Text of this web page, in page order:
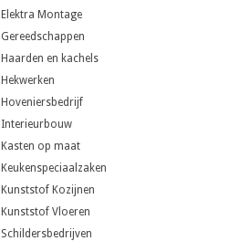
Elektra Montage
Gereedschappen
Haarden en kachels
Hekwerken
Hoveniersbedrijf
Interieurbouw
Kasten op maat
Keukenspeciaalzaken
Kunststof Kozijnen
Kunststof Vloeren
Schildersbedrijven